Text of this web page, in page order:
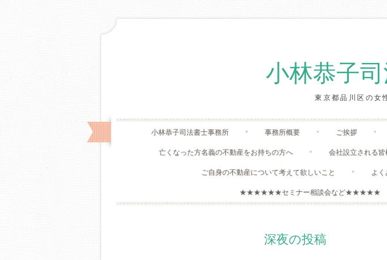
小林恭子
東京都品川区の女
小林恭子司法書士事務所 事務所概要 ご挨拶
亡くなった方名義の不動産をお持ちの方へ 会社設立される皆
ご自身の不動産について考えて欲しいこと よ
★★★★★★セミナー相談会など★★★★★
深夜の投稿